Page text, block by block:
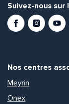
Suivez-nous sur
FacebookInstagram
Nos centres
Meyrin
Onex